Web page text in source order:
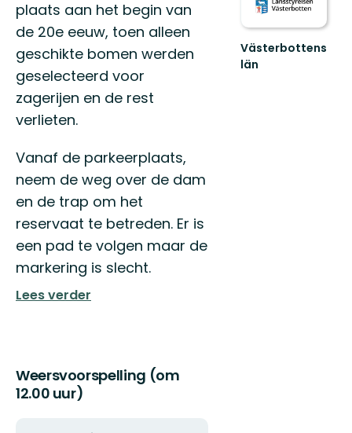
plaats aan het begin van
de 20e eeuw, toen alleen
geschikte bomen werden
geselecteerd voor
zagerijen en de rest
verlieten.
Vanaf de parkeerplaats,
neem de weg over de dam
en de trap om het
reservaat te betreden. Er is
een pad te volgen maar de
markering is slecht.
Lees verder
Weersvoorspelling (om
12.00 uur)
Västerbottens
län